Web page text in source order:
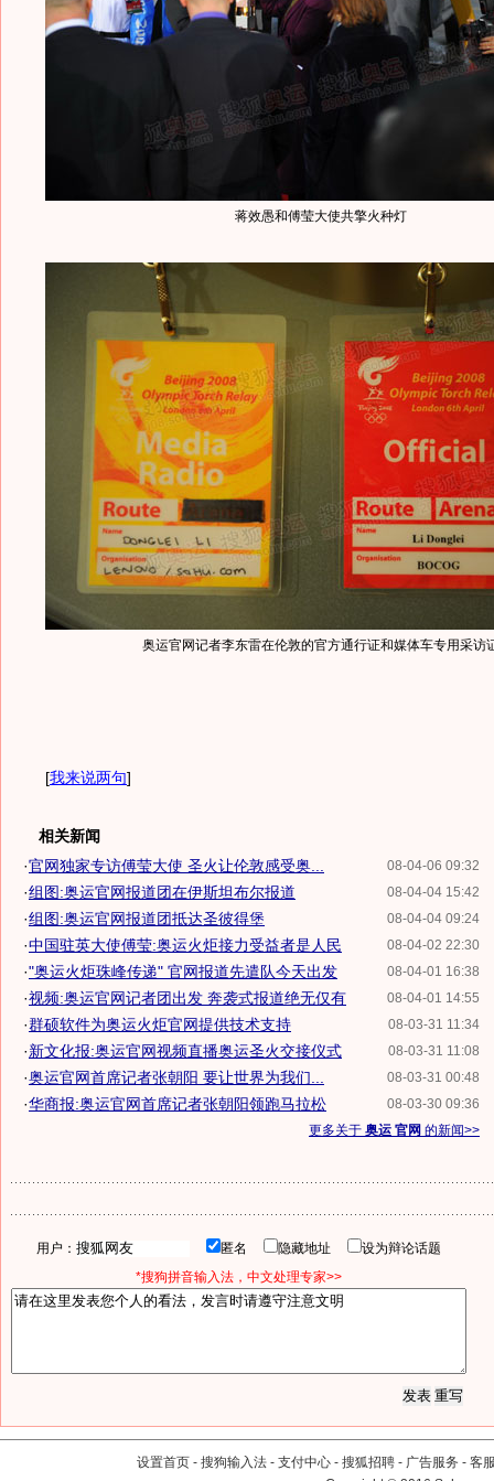
蒋效愚和傅莹大使共擎火种灯
奥运官网记者李东雷在伦敦的官方通行证和媒体车专用采访
[我来说两句]
相关新闻
08-04-06 09:32
·官网独家专访傅莹大使 圣火让伦敦感受奥...
08-04-04 15:42
·组图:奥运官网报道团在伊斯坦布尔报道
08-04-04 09:24
·组图:奥运官网报道团抵达圣彼得堡
08-04-02 22:30
·中国驻英大使傅莹:奥运火炬接力受益者是人民
08-04-01 16:38
·"奥运火炬珠峰传递" 官网报道先遣队今天出发
08-04-01 14:55
·视频:奥运官网记者团出发 奔袭式报道绝无仅有
08-03-31 11:34
·群硕软件为奥运火炬官网提供技术支持
08-03-31 11:08
·新文化报:奥运官网视频直播奥运圣火交接仪式
08-03-31 00:48
·奥运官网首席记者张朝阳 要让世界为我们...
08-03-30 09:36
·华商报:奥运官网首席记者张朝阳领跑马拉松
更多关于 奥运 官网 的新闻>>
用户： 匿名 隐藏地址
设为辩论话题
*搜狗拼音输入法，中文处理专家>>
设置首页 - 搜狗输入法 - 支付中心 - 搜狐招聘 - 广告服务 - 客